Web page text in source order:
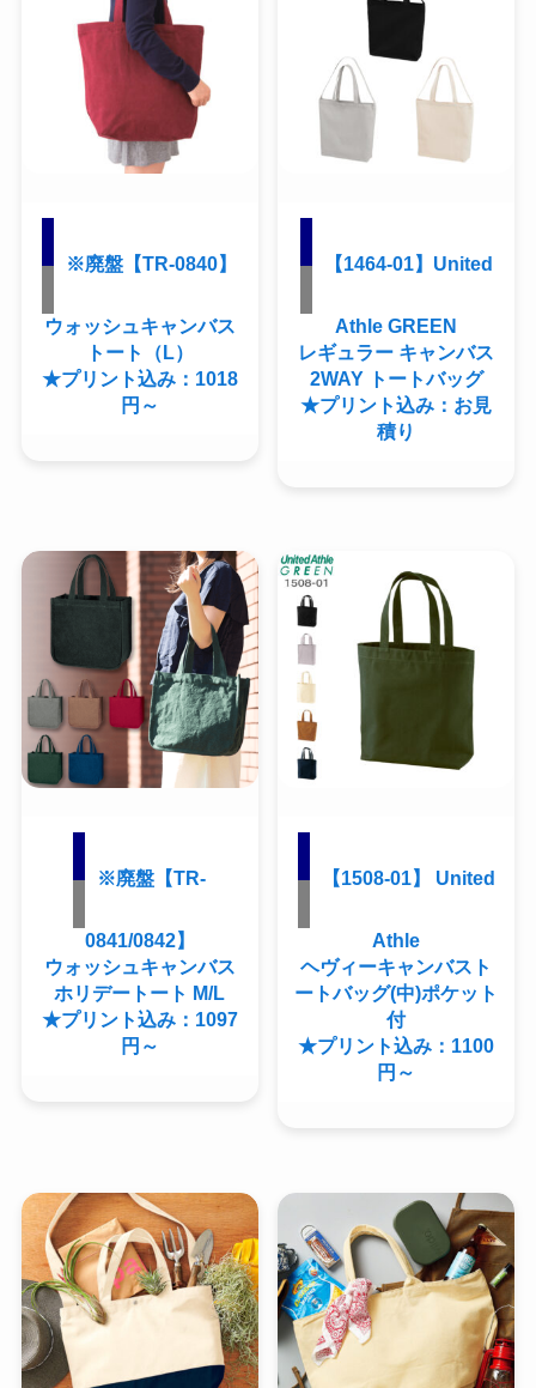
※廃盤【TR-0840】
ウォッシュキャンバス
トート（L）
★プリント込み：1018
円～
【1464-01】United
Athle GREEN
レギュラー キャンバス
2WAY トートバッグ
★プリント込み：お見
積り
※廃盤【TR-
0841/0842】
ウォッシュキャンバス
ホリデートート M/L
★プリント込み：1097
円～
【1508-01】 United
Athle
ヘヴィーキャンバスト
ートバッグ(中)ポケット
付
★プリント込み：1100
円～